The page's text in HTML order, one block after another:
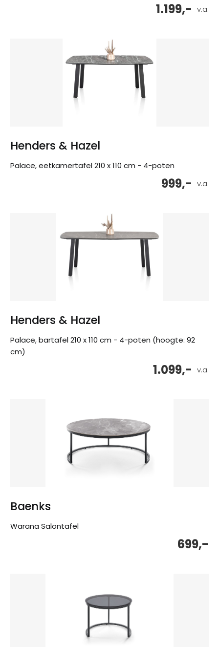
v.a.
1.199,-
Henders & Hazel
Palace, eetkamertafel 210 x 110 cm - 4-poten
v.a.
999,-
Henders & Hazel
Palace, bartafel 210 x 110 cm - 4-poten (hoogte: 92
cm)
v.a.
1.099,-
Baenks
Warana Salontafel
699,-